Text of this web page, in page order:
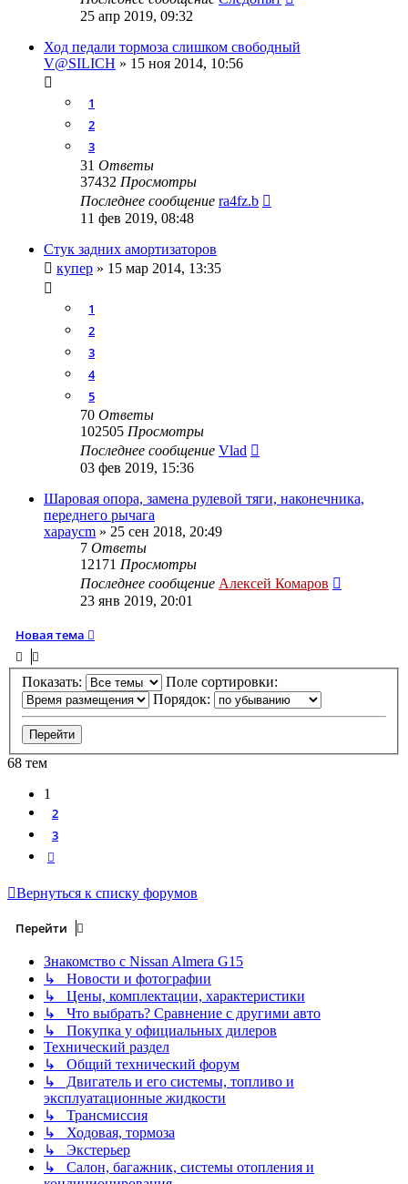
25 апр 2019, 09:32
Ход педали тормоза слишком свободный
V@SILICH » 15 ноя 2014, 10:56
1
2
3
31 Ответы
37432 Просмотры
Последнее сообщение ra4fz.b
11 фев 2019, 08:48
Стук задних амортизаторов
купер » 15 мар 2014, 13:35
1
2
3
4
5
70 Ответы
102505 Просмотры
Последнее сообщение Vlad
03 фев 2019, 15:36
Шаровая опора, замена рулевой тяги, наконечника,
переднего рычага
xapaycm » 25 сен 2018, 20:49
7 Ответы
12171 Просмотры
Последнее сообщение Алексей Комаров
23 янв 2019, 20:01
Новая тема
Показать:
Поле сортировки:
Порядок:
68 тем
1
2
3
Вернуться к списку форумов
Перейти
Знакомство с Nissan Almera G15
↳ Новости и фотографии
↳ Цены, комплектации, характеристики
↳ Что выбрать? Сравнение с другими авто
↳ Покупка у официальных дилеров
Технический раздел
↳ Общий технический форум
↳ Двигатель и его системы, топливо и
эксплуатационные жидкости
↳ Трансмиссия
↳ Ходовая, тормоза
↳ Экстерьер
↳ Салон, багажник, системы отопления и